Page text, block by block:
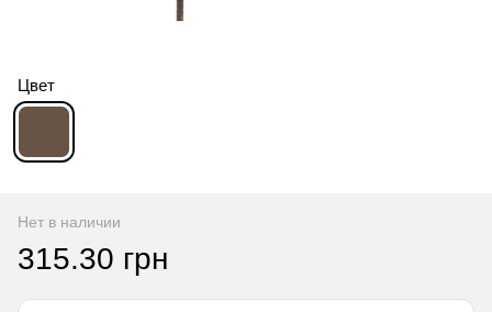
Цвет
Нет в наличии
315.30 грн